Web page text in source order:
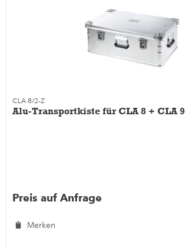
CLA 8/2-Z
Alu-Transportkiste für CLA 8 + CLA 9
Preis auf Anfrage
Merken